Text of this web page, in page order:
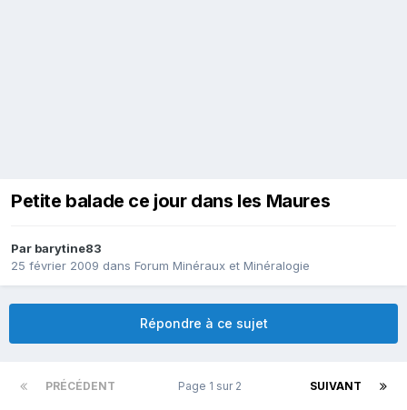
Petite balade ce jour dans les Maures
Par barytine83
25 février 2009 dans Forum Minéraux et Minéralogie
Répondre à ce sujet
PRÉCÉDENT SUIVANT
Page 1 sur 2